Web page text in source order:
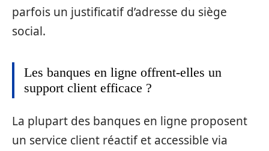
parfois un justificatif d’adresse du siège
social.
Les banques en ligne offrent-elles un
support client efficace ?
La plupart des banques en ligne proposent
un service client réactif et accessible via